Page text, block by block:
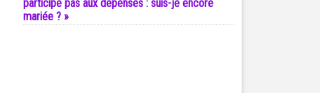
participe pas aux dépenses : suis-je encore
mariée ? »